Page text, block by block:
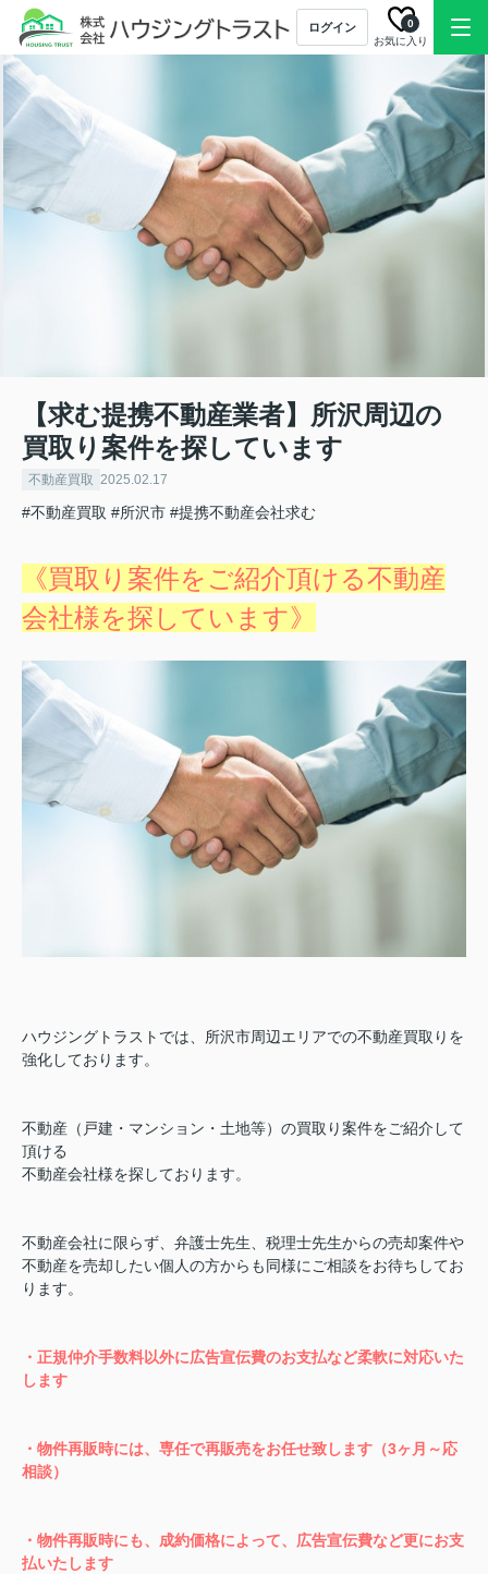
ログイン
お気に入り
0
【求む提携不動産業者】所沢周辺の
買取り案件を探しています
不動産買取 2025.02.17
#不動産買取 #所沢市 #提携不動産会社求む
《買取り案件をご紹介頂ける不動産
会社様を探しています》
ハウジングトラストでは、所沢市周辺エリアでの不動産買取りを
強化しております。
不動産（戸建・マンション・土地等）の買取り案件をご紹介して
頂ける
不動産会社様を探しております。
不動産会社に限らず、弁護士先生、税理士先生からの売却案件や
不動産を売却したい個人の方からも同様にご相談をお待ちしてお
ります。
・正規仲介手数料以外に広告宣伝費のお支払など柔軟に対応いた
します
・物件再販時には、専任で再販売をお任せ致します（3ヶ月～応
相談）
・物件再販時にも、成約価格によって、広告宣伝費など更にお支
払いたします